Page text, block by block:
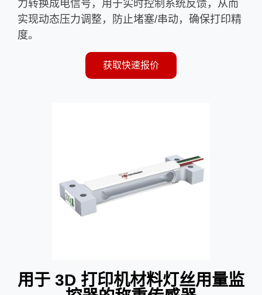
力转换成电信号，用于实时控制系统反馈，从而
实现动态压力调整，防止堵塞/串动，确保打印精
度。
获取快速报价
用于 3D 打印机材料灯丝用量监